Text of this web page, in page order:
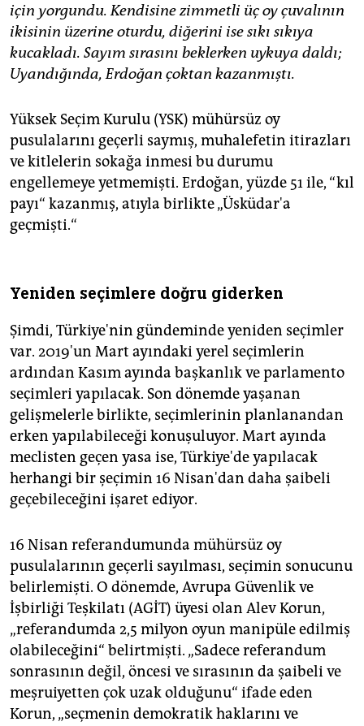
için yorgundu. Kendisine zimmetli üç oy çuvalının
ikisinin üzerine oturdu, diğerini ise sıkı sıkıya
kucakladı. Sayım sırasını beklerken uykuya daldı;
Uyandığında, Erdoğan çoktan kazanmıştı.
Yüksek Seçim Kurulu (YSK) mühürsüz oy
pusulalarını geçerli saymış, muhalefetin itirazları
ve kitlelerin sokağa inmesi bu durumu
engellemeye yetmemişti. Erdoğan, yüzde 51 ile, “kıl
payı“ kazanmış, atıyla birlikte „Üsküdar'a
geçmişti.“
Yeniden seçimlere doğru giderken
Şimdi, Türkiye'nin gündeminde yeniden seçimler
var. 2019'un Mart ayındaki yerel seçimlerin
ardından Kasım ayında başkanlık ve parlamento
seçimleri yapılacak. Son dönemde yaşanan
gelişmelerle birlikte, seçimlerinin planlanandan
erken yapılabileceği konuşuluyor. Mart ayında
meclisten geçen yasa ise, Türkiye'de yapılacak
herhangi bir şeçimin 16 Nisan'dan daha şaibeli
geçebileceğini işaret ediyor.
16 Nisan referandumunda mühürsüz oy
pusulalarının geçerli sayılması, seçimin sonucunu
belirlemişti. O dönemde, Avrupa Güvenlik ve
İşbirliği Teşkilatı (AGİT) üyesi olan Alev Korun,
„referandumda 2,5 milyon oyun manipüle edilmiş
olabileceğini“ belirtmişti. „Sadece referandum
sonrasının değil, öncesi ve sırasının da şaibeli ve
meşruiyetten çok uzak olduğunu“ ifade eden
Korun, „seçmenin demokratik haklarını ve